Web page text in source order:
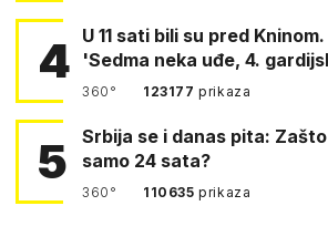
4 U 11 sati bili su pred Kninom. Gotovina:
'Sedma neka uđe, 4.
360° 123177prikaza
5
Srbija se i danas pita:
samo 24 sata?
360° 110635prikaza